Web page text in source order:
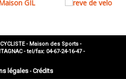
- Maison des Sports -
- tel/fax: 04-67-24-16-47 -
légales-Crédits